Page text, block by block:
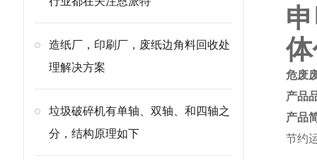
造纸厂，印刷厂，废纸边角料回收处
理解决方案
垃圾破碎机有单轴、双轴、和四轴之
分，结构原理如下
危废
产品
产品
节约